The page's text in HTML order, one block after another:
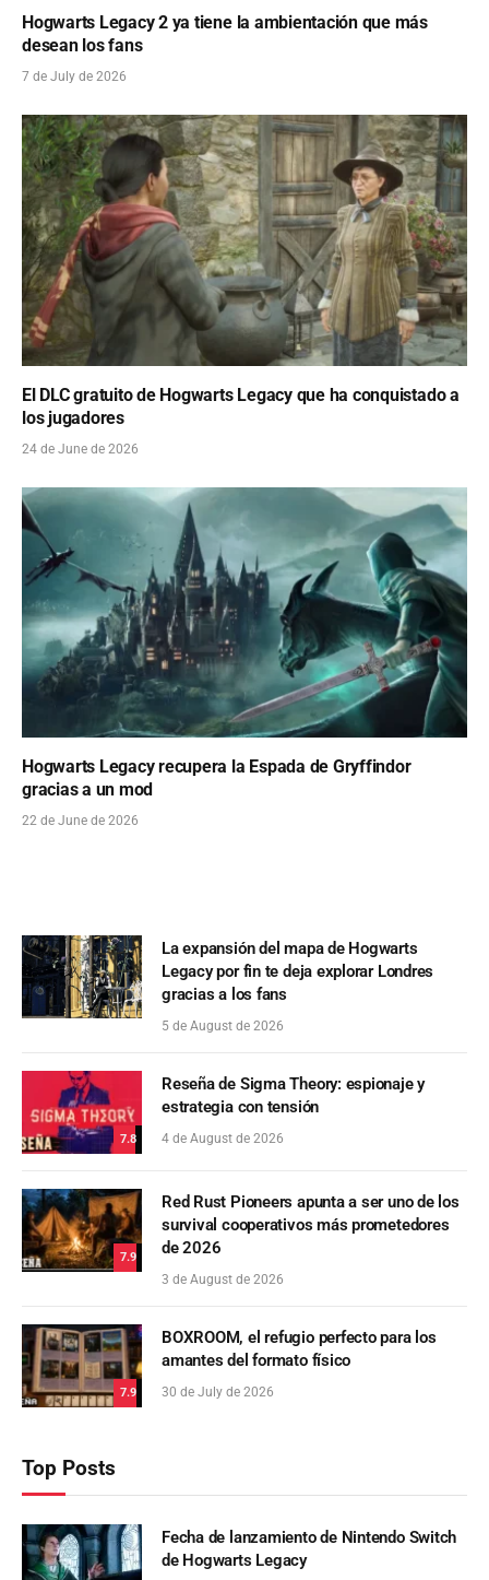
Hogwarts Legacy 2 ya tiene la ambientación que más
desean los fans
7 de July de 2026
El DLC gratuito de Hogwarts Legacy que ha conquistado a
los jugadores
24 de June de 2026
Hogwarts Legacy recupera la Espada de Gryffindor
gracias a un mod
22 de June de 2026
La expansión del mapa de Hogwarts
Legacy por fin te deja explorar Londres
gracias a los fans
5 de August de 2026
7.8
Reseña de Sigma Theory: espionaje y
estrategia con tensión
4 de August de 2026
7.9
Red Rust Pioneers apunta a ser uno de los
survival cooperativos más prometedores
de 2026
3 de August de 2026
7.9
BOXROOM, el refugio perfecto para los
amantes del formato físico
30 de July de 2026
Top Posts
Fecha de lanzamiento de Nintendo Switch
de Hogwarts Legacy